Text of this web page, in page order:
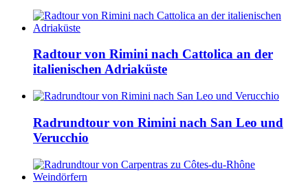
Radtour von Rimini nach Cattolica an der
italienischen Adriaküste
Radrundtour von Rimini nach San Leo und
Verucchio